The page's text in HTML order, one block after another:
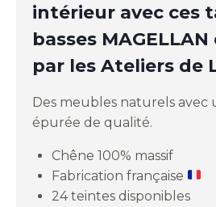
intérieur avec ces
basses
par les Ateliers de
Des meubles naturels avec
épurée de qualité.
Chêne 100% massif
Fabrication française
24 teintes disponibles